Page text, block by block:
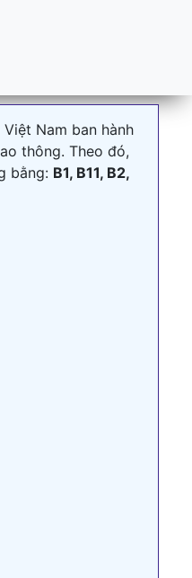
Nam ban hành
thông. Theo đó,
bằng: B1, B11, B2,